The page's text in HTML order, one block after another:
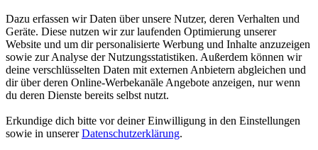
Dazu erfassen wir Daten über unsere Nutzer, deren Verhalten und
Geräte. Diese nutzen wir zur laufenden Optimierung unserer
Website und um dir personalisierte Werbung und Inhalte anzuzeigen
sowie zur Analyse der Nutzungsstatistiken. Außerdem können wir
deine verschlüsselten Daten mit externen Anbietern abgleichen und
dir über deren Online-Werbekanäle Angebote anzeigen, nur wenn
du deren Dienste bereits selbst nutzt.
Erkundige dich bitte vor deiner Einwilligung in den Einstellungen
sowie in unsererDatenschutzerklärung.